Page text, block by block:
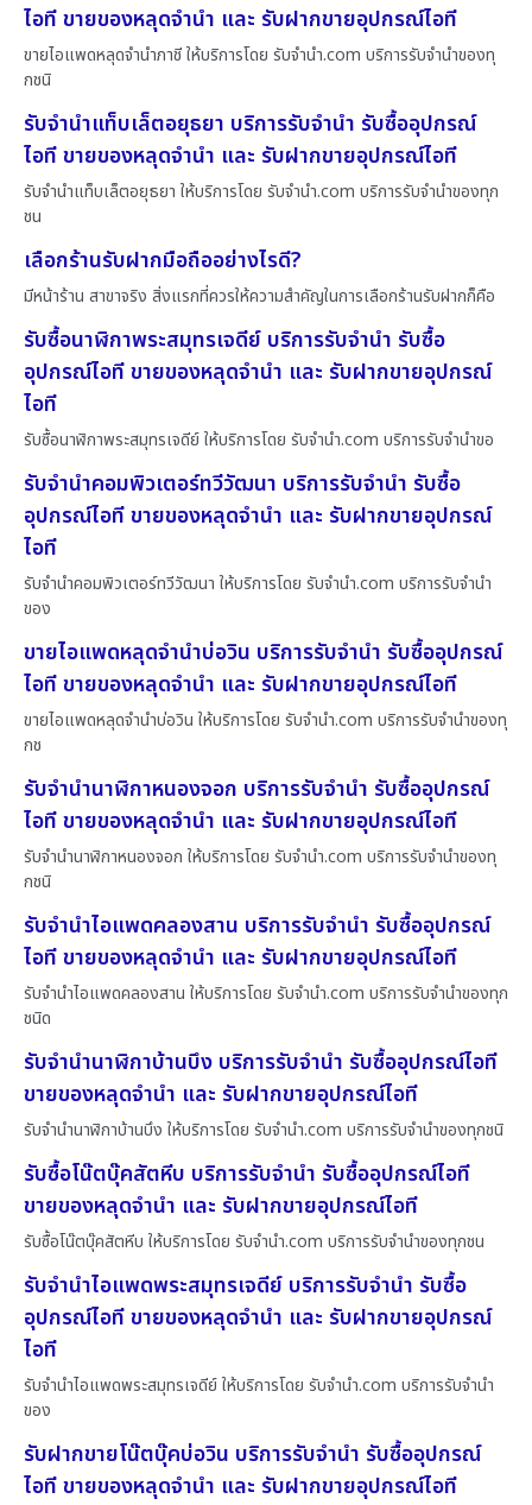
ไอที ขายของหลุดจำนำ และ รับฝากขายอุปกรณ์ไอที
ขายไอแพดหลุดจำนำภาชี ให้บริการโดย รับจํานํา.com บริการรับจำนำของทุ
กชนิ
รับจำนำแท็บเล็ตอยุธยา บริการรับจำนำ รับซื้ออุปกรณ์
ไอที ขายของหลุดจำนำ และ รับฝากขายอุปกรณ์ไอที
รับจำนำแท็บเล็ตอยุธยา ให้บริการโดย รับจํานํา.com บริการรับจำนำของทุก
ชน
เลือกร้านรับฝากมือถืออย่างไรดี?
มีหน้าร้าน สาขาจริง สิ่งแรกที่ควรให้ความสำคัญในการเลือกร้านรับฝากก็คือ
รับซื้อนาฬิกาพระสมุทรเจดีย์ บริการรับจำนำ รับซื้อ
อุปกรณ์ไอที ขายของหลุดจำนำ และ รับฝากขายอุปกรณ์
ไอที
รับซื้อนาฬิกาพระสมุทรเจดีย์ ให้บริการโดย รับจํานํา.com บริการรับจำนำขอ
รับจำนำคอมพิวเตอร์ทวีวัฒนา บริการรับจำนำ รับซื้อ
อุปกรณ์ไอที ขายของหลุดจำนำ และ รับฝากขายอุปกรณ์
ไอที
รับจำนำคอมพิวเตอร์ทวีวัฒนา ให้บริการโดย รับจํานํา.com บริการรับจำนำ
ของ
ขายไอแพดหลุดจำนำบ่อวิน บริการรับจำนำ รับซื้ออุปกรณ์
ไอที ขายของหลุดจำนำ และ รับฝากขายอุปกรณ์ไอที
ขายไอแพดหลุดจำนำบ่อวิน ให้บริการโดย รับจํานํา.com บริการรับจำนำของทุ
กช
รับจำนำนาฬิกาหนองจอก บริการรับจำนำ รับซื้ออุปกรณ์
ไอที ขายของหลุดจำนำ และ รับฝากขายอุปกรณ์ไอที
รับจำนำนาฬิกาหนองจอก ให้บริการโดย รับจํานํา.com บริการรับจำนำของทุ
กชนิ
รับจำนำไอแพดคลองสาน บริการรับจำนำ รับซื้ออุปกรณ์
ไอที ขายของหลุดจำนำ และ รับฝากขายอุปกรณ์ไอที
รับจำนำไอแพดคลองสาน ให้บริการโดย รับจํานํา.com บริการรับจำนำของทุก
ชนิด
รับจำนำนาฬิกาบ้านบึง บริการรับจำนำ รับซื้ออุปกรณ์ไอที
ขายของหลุดจำนำ และ รับฝากขายอุปกรณ์ไอที
รับจำนำนาฬิกาบ้านบึง ให้บริการโดย รับจํานํา.com บริการรับจำนำของทุกชนิ
รับซื้อโน๊ตบุ๊คสัตหีบ บริการรับจำนำ รับซื้ออุปกรณ์ไอที
ขายของหลุดจำนำ และ รับฝากขายอุปกรณ์ไอที
รับซื้อโน๊ตบุ๊คสัตหีบ ให้บริการโดย รับจํานํา.com บริการรับจำนำของทุกชน
รับจำนำไอแพดพระสมุทรเจดีย์ บริการรับจำนำ รับซื้อ
อุปกรณ์ไอที ขายของหลุดจำนำ และ รับฝากขายอุปกรณ์
ไอที
รับจำนำไอแพดพระสมุทรเจดีย์ ให้บริการโดย รับจํานํา.com บริการรับจำนำ
ของ
รับฝากขายโน๊ตบุ๊คบ่อวิน บริการรับจำนำ รับซื้ออุปกรณ์
ไอที ขายของหลุดจำนำ และ รับฝากขายอุปกรณ์ไอที